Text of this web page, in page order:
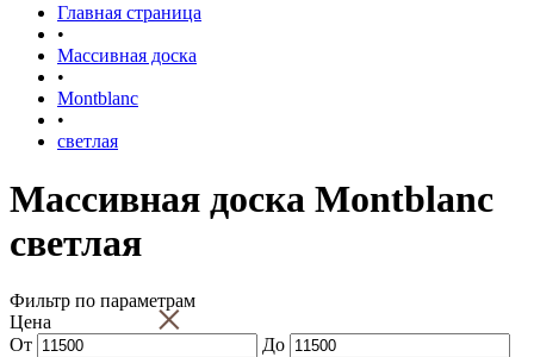
Главная страница
•
Массивная доска
•
Montblanc
•
светлая
Массивная доска Montblanc
светлая
Фильтр по параметрам
×
Цена
От
До